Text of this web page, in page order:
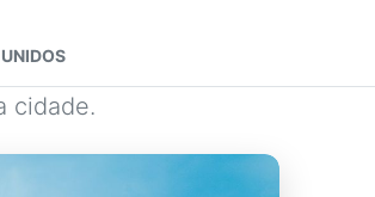
cidade.